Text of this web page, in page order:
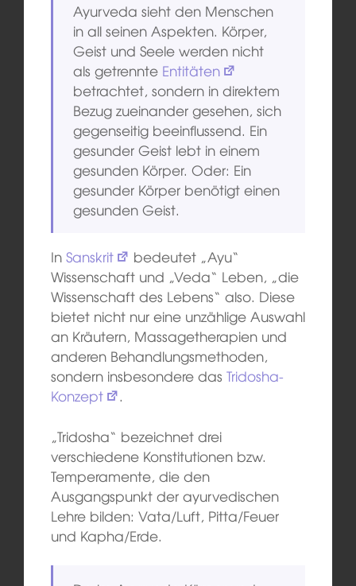
Ayurveda sieht den Menschen
in all seinen Aspekten. Körper,
Geist und Seele werden nicht
als getrennte Entitäten
betrachtet, sondern in direktem
Bezug zueinander gesehen, sich
gegenseitig beeinflussend. Ein
gesunder Geist lebt in einem
gesunden Körper. Oder: Ein
gesunder Körper benötigt einen
gesunden Geist.
In Sanskrit
bedeutet „Ayu“
Wissenschaft und „Veda“ Leben, „die
Wissenschaft des Lebens“ also. Diese
bietet nicht nur eine unzählige Auswahl
an Kräutern, Massagetherapien und
anderen Behandlungsmethoden,
sondern insbesondere das Tridosha-
Konzept
.
„Tridosha“ bezeichnet drei
verschiedene Konstitutionen bzw.
Temperamente, die den
Ausgangspunkt der ayurvedischen
Lehre bilden: Vata/Luft, Pitta/Feuer
und Kapha/Erde.